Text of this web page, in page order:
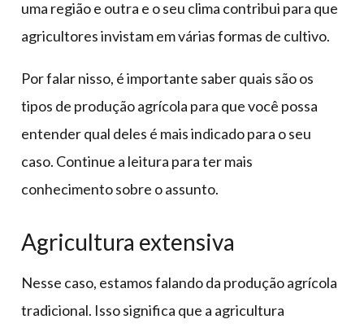
uma região e outra e o seu clima contribui para que
agricultores invistam em várias formas de cultivo.
Por falar nisso, é importante saber quais são os
tipos de produção agrícola para que você possa
entender qual deles é mais indicado para o seu
caso. Continue a leitura para ter mais
conhecimento sobre o assunto.
Agricultura extensiva
Nesse caso, estamos falando da produção agrícola
tradicional. Isso significa que a agricultura